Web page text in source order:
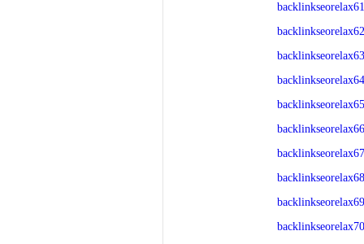
backlinkseorelax61
backlinkseorelax62
backlinkseorelax63
backlinkseorelax64
backlinkseorelax65
backlinkseorelax66
backlinkseorelax67
backlinkseorelax68
backlinkseorelax69
backlinkseorelax70